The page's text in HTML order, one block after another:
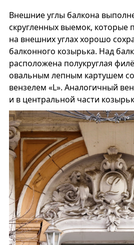
Внешние углы балкона
скругленных выемок, которые
на внешних углах хорошо
балконного козырька. Над
расположена полукруглая
овальным лепным картушем
вензелем «L». Аналогичный
и в центральной части